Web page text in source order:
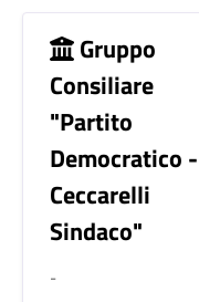
Gruppo
Consiliare
"Partito
Democratico -
Ceccarelli
Sindaco"
-